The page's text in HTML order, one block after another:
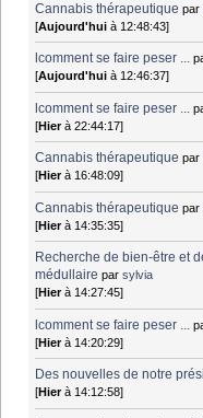
Cannabis thérapeutique par
[Aujourd'hui à 12:48:43]
lcomment se faire peser ...
[Aujourd'hui à 12:46:37]
lcomment se faire peser ...
[Hierà 22:44:17]
Cannabis thérapeutique par
[Hierà 16:48:09]
Cannabis thérapeutique par
[Hierà 14:35:35]
Recherche de bien-être et
médullaire parsylvia
[Hierà 14:27:45]
lcomment se faire peser ...
[Hierà 14:20:29]
Des nouvelles de notre
[Hierà 14:12:58]